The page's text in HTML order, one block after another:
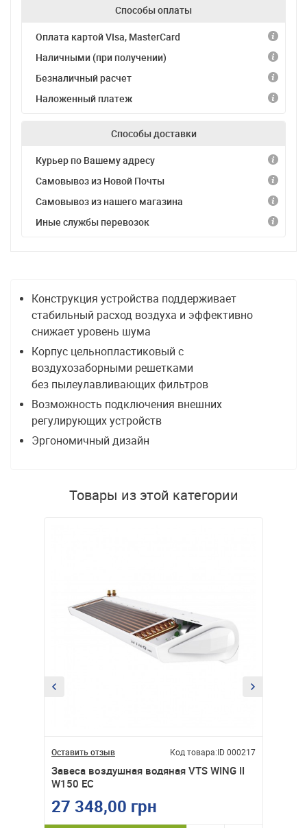
Способы оплаты
Оплата картой VIsa, MasterCard
Наличными (при получении)
Безналичный расчет
Наложенный платеж
Способы доставки
Курьер по Вашему адресу
Самовывоз из Новой Почты
Самовывоз из нашего магазина
Иные службы перевозок
Конструкция устройства поддерживает
стабильный расход воздуха и эффективно
снижает уровень шума
Корпус цельнопластиковый с
воздухозаборными решетками
без пылеулавливающих фильтров
Возможность подключения внешних
регулирующих устройств
Эргономичный дизайн
Товары из этой категории
Оставить отзыв Код товара:ID 000217
Завеса воздушная водяная VTS WING II
W150 EC
27 348,00 грн